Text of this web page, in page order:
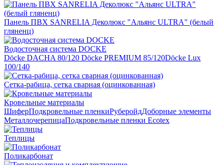
Панель ПВХ SANRELIA Деколюкс "Альянс ULTRA" (белый
гляненц)
Водосточная система DOCKE
Döсkе DACHA 80/120 Döcke PREMIUM 85/120Döсkе Luх
100/140
Сетка-рабица, сетка сварная (оцинкованная)
Кровельные материалы
ШиферПодкровельные пленкиРуберойдДоборные элементы
МеталлочерепицаПодкровельные пленки Ecotex
Теплицы
Поликарбонат